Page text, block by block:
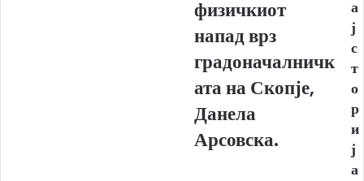
напад
врз
на
Скопје,
Арсовска.
физичкиот
напад врз
градоначалничк
ата на Скопје,
Данела
Арсовска.
а
ј
с
т
о
р
и
ј
а